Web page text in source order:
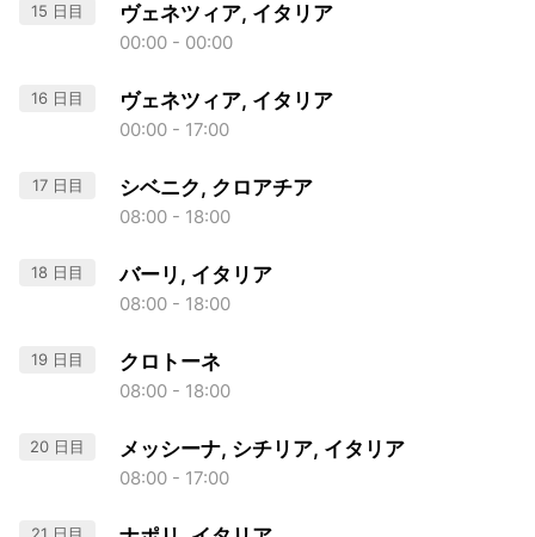
15 日目 ヴェネツィア, イタリア
00:00 - 00:00
16 日目 ヴェネツィア, イタリア
00:00 - 17:00
17 日目 シベニク, クロアチア
08:00 - 18:00
18 日目 バーリ, イタリア
08:00 - 18:00
19 日目 クロトーネ
08:00 - 18:00
20 日目 メッシーナ, シチリア, イタリア
08:00 - 17:00